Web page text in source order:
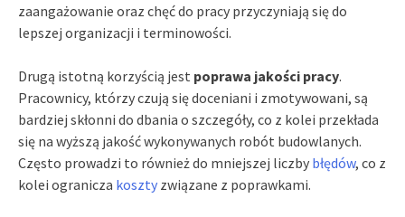
zaangażowanie oraz chęć do pracy przyczyniają się do
lepszej organizacji i terminowości.
Drugą istotną korzyścią jest poprawa jakości pracy.
Pracownicy, którzy czują się doceniani i zmotywowani, są
bardziej skłonni do dbania o szczegóły, co z kolei przekłada
się na wyższą jakość wykonywanych robót budowlanych.
Często prowadzi to również do mniejszej liczby błędów, co z
kolei ogranicza koszty związane z poprawkami.